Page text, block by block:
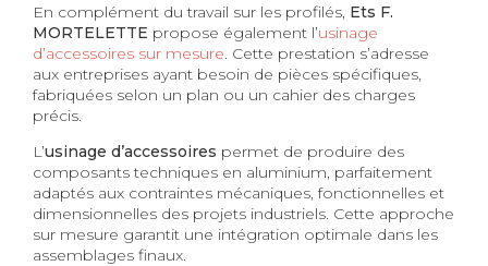
En complément du travail sur les profilés, Ets F.
MORTELETTE propose également l’usinage
d’accessoires sur mesure. Cette prestation s’adresse
aux entreprises ayant besoin de pièces spécifiques,
fabriquées selon un plan ou un cahier des charges
précis.
L’usinage d’accessoires permet de produire des
composants techniques en aluminium, parfaitement
adaptés aux contraintes mécaniques, fonctionnelles et
dimensionnelles des projets industriels. Cette approche
sur mesure garantit une intégration optimale dans les
assemblages finaux.